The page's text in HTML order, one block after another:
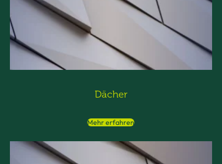
Dächer
Mehr erfahren